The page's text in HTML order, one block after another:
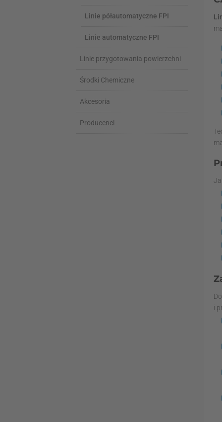
Linie półautomatyczne FPI
Linie automatyczne FPI
Linie przygotowania powierzchni
Środki Chemiczne
Akcesoria
Producenci
i